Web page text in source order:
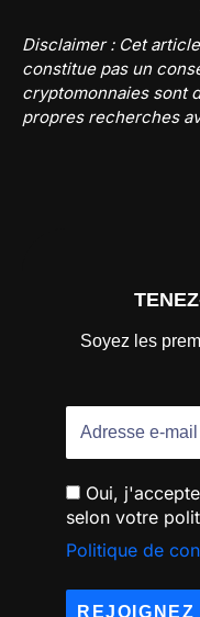
Disclaimer : Cet
constitue pas un
cryptomonnaies sont
propres recherches
Soyez les
Oui,
selon votre
Politique de